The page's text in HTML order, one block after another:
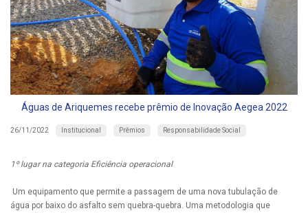
Águas de Ariquemes recebe prêmio de Inovação Aegea 2022
26/11/2022 Institucional Prêmios Responsabilidade Social
1º lugar na categoria Eficiência operacional
Um equipamento que permite a passagem de uma nova tubulação de
água por baixo do asfalto sem quebra-quebra. Uma metodologia que